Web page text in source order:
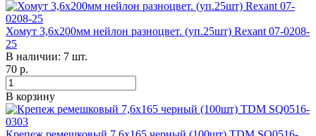
Хомут 3,6х200мм нейлон разноцвет. (уп.25шт) Rexant 07-0208-
25
В наличии: 7 шт.
70 р.
В корзину